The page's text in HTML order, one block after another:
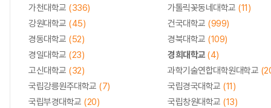
가천대학교 (336) 가톨릭꽃동네대학교 (11)
강원대학교 (45) 건국대학교 (999)
경동대학교 (52) 경북대학교 (109)
경일대학교 (23) 경희대학교(4)
고신대학교 (32) 과학기술연합대학원대학교
국립강릉원주대학교 (7) 국립경국대학교 (11)
국립부경대학교 (20) 국립창원대학교 (13)